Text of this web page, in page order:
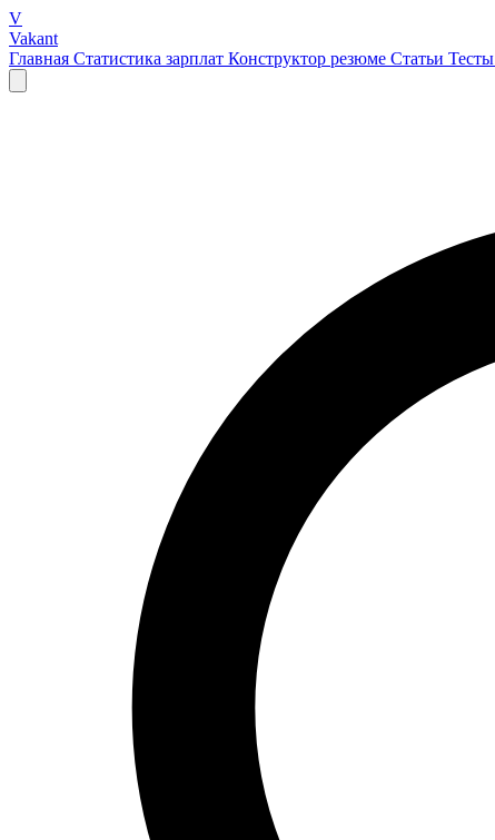
V
Vakant
Главная Статистика зарплат Конструктор резюме Статьи Тесты